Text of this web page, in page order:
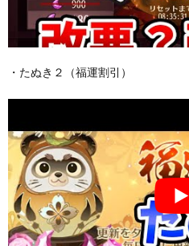
・たぬき２（福運割引）